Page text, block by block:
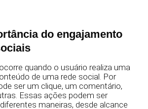
do engajamento
quando o usuário realiza uma
de uma rede social. Por
ser um clique, um comentário,
Essas ações podem ser
maneiras, desde alcance